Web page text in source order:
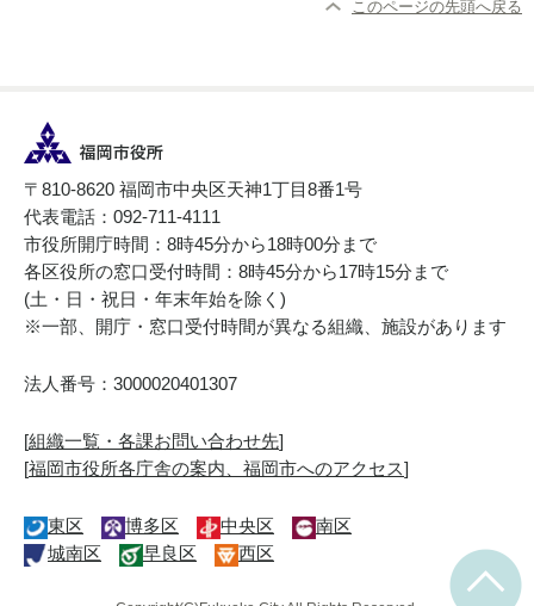
このページの先頭へ戻る
〒810-8620 福岡市中央区天神1丁目8番1号
代表電話：092-711-4111
市役所開庁時間：8時45分から18時00分まで
各区役所の窓口受付時間：8時45分から17時15分まで
(土・日・祝日・年末年始を除く)
※一部、開庁・窓口受付時間が異なる組織、施設があります
法人番号：3000020401307
[組織一覧・各課お問い合わせ先]
[福岡市役所各庁舎の案内、福岡市へのアクセス]
東区 博多区 中央区
南区
城南区
早良区 西区